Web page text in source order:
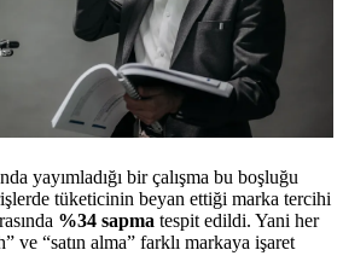
yayımladığı bir çalışma bu boşluğu
tüketicinin beyan ettiği marka tercihi
%34 sapma tespit edildi. Yani her
ve “satın alma” farklı markaya işaret